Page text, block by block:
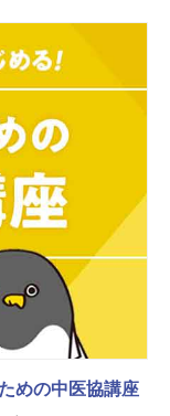
めの中医協講座